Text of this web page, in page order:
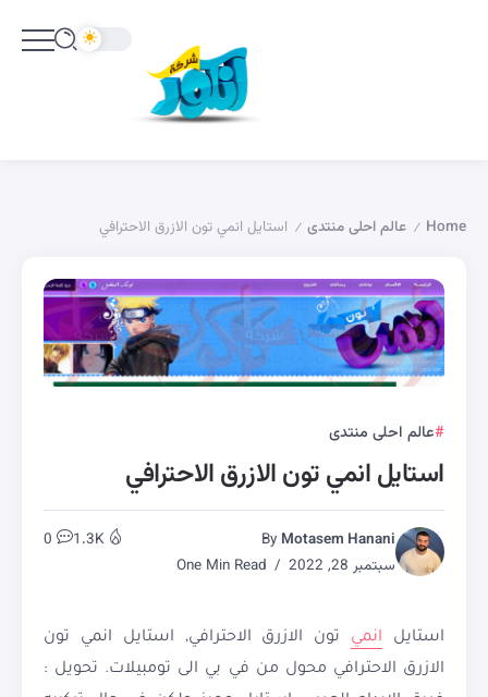
Home
/ عالم احلى منتدى / استايل انمي تون الازرق الاحترافي
عالم احلى منتدى
استايل انمي تون الازرق الاحترافي
By Motasem Hanani
سبتمبر 28, 2022
1.3K
0
استايل انمي تون الازرق الاحترافي, استايل انمي تون
الازرق الاحترافي محول من في بي الى تومبيلات. تحويل :